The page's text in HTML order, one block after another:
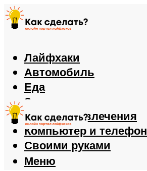
Лайфхаки
Автомобиль
Еда
Здоровье
Игры и развлечения
Компьютер и телефон
Своими руками
Меню